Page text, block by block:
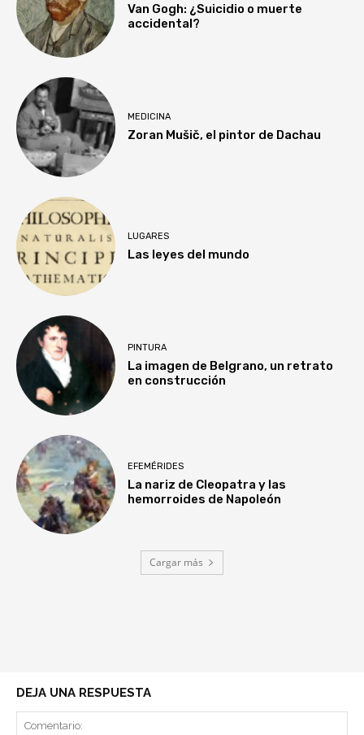
Van Gogh: ¿Suicidio o muerte
accidental?
MEDICINA
Zoran Mušič, el pintor de Dachau
LUGARES
Las leyes del mundo
PINTURA
La imagen de Belgrano, un retrato
en construcción
EFEMÉRIDES
La nariz de Cleopatra y las
hemorroides de Napoleón
Cargar más
DEJA UNA RESPUESTA